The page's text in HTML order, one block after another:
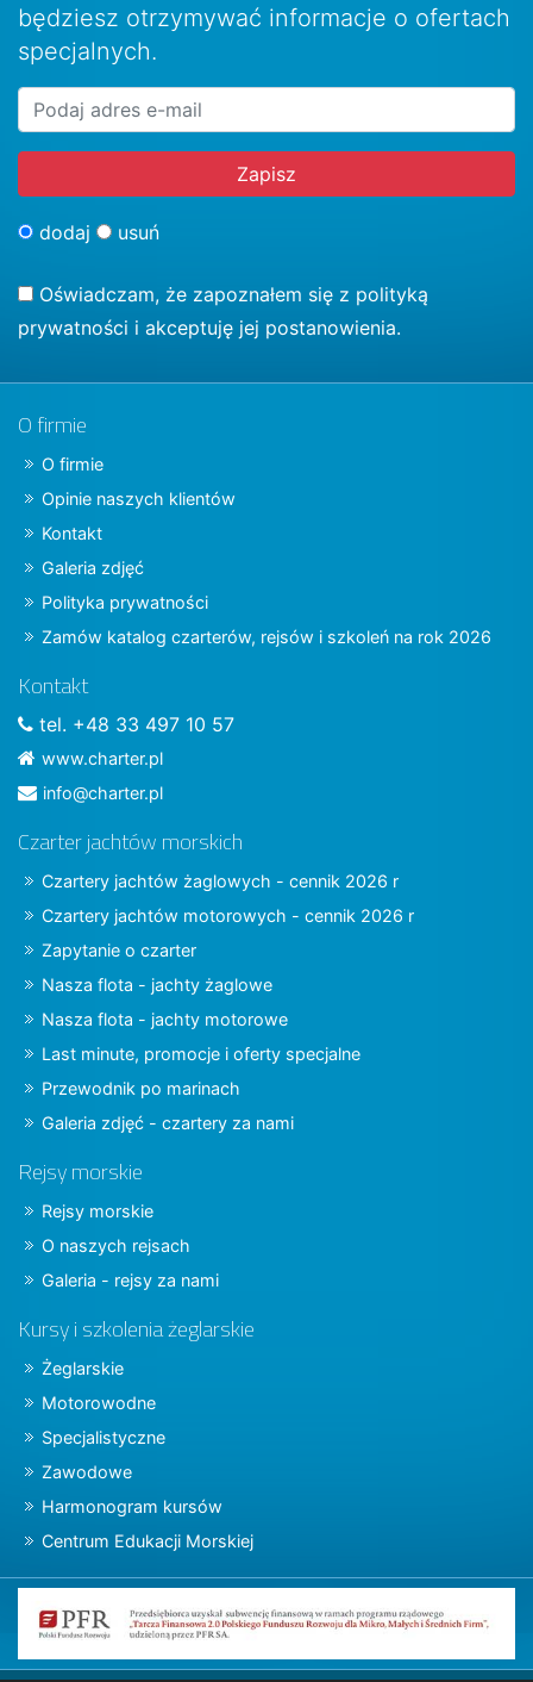
będziesz otrzymywać informacje o ofertach
specjalnych.
dodaj usuń
Oświadczam, że zapoznałem się z polityką
prywatności i akceptuję jej postanowienia.
O firmie
O firmie
Opinie naszych klientów
Kontakt
Galeria zdjęć
Polityka prywatności
Zamów katalog czarterów, rejsów i szkoleń na rok 2026
Kontakt
tel. +48 33 497 10 57
www.charter.pl
info@charter.pl
Czarter jachtów morskich
Czartery jachtów żaglowych - cennik 2026 r
Czartery jachtów motorowych - cennik 2026 r
Zapytanie o czarter
Nasza flota - jachty żaglowe
Nasza flota - jachty motorowe
Last minute, promocje i oferty specjalne
Przewodnik po marinach
Galeria zdjęć - czartery za nami
Rejsy morskie
Rejsy morskie
O naszych rejsach
Galeria - rejsy za nami
Kursy i szkolenia żeglarskie
Żeglarskie
Motorowodne
Specjalistyczne
Zawodowe
Harmonogram kursów
Centrum Edukacji Morskiej